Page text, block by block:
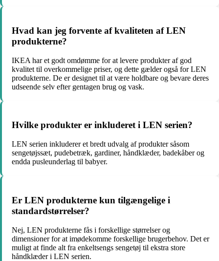
Hvad kan jeg forvente af kvaliteten af LEN
produkterne?
IKEA har et godt omdømme for at levere produkter af god
kvalitet til overkommelige priser, og dette gælder også for LEN
produkterne. De er designet til at være holdbare og bevare deres
udseende selv efter gentagen brug og vask.
Hvilke produkter er inkluderet i LEN serien?
LEN serien inkluderer et bredt udvalg af produkter såsom
sengetøjssæt, pudebetræk, gardiner, håndklæder, badekåber og
endda pusleunderlag til babyer.
Er LEN produkterne kun tilgængelige i
standardstørrelser?
Nej, LEN produkterne fås i forskellige størrelser og
dimensioner for at imødekomme forskellige brugerbehov. Det er
muligt at finde alt fra enkeltsengs sengetøj til ekstra store
håndklæder i LEN serien.